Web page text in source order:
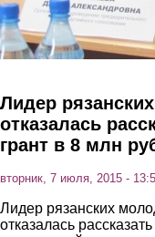
Лидер
отказалась
грант в 8 млн
вторник, 7 июля, 2015 -
Лидер рязанских
отказалась